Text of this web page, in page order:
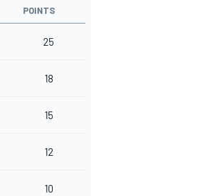
POINTS
25
18
15
12
10